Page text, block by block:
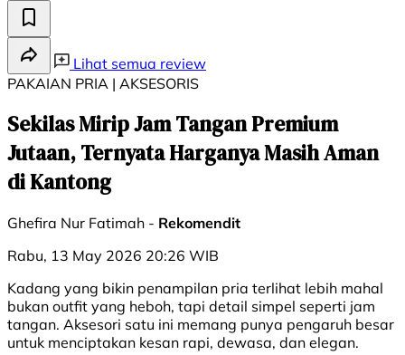
Lihat semua review
PAKAIAN PRIA | AKSESORIS
Sekilas Mirip Jam Tangan Premium
Jutaan, Ternyata Harganya Masih Aman
di Kantong
Ghefira Nur Fatimah - Rekomendit
Rabu, 13 May 2026 20:26 WIB
Kadang yang bikin penampilan pria terlihat lebih mahal
bukan outfit yang heboh, tapi detail simpel seperti jam
tangan. Aksesori satu ini memang punya pengaruh besar
untuk menciptakan kesan rapi, dewasa, dan elegan.